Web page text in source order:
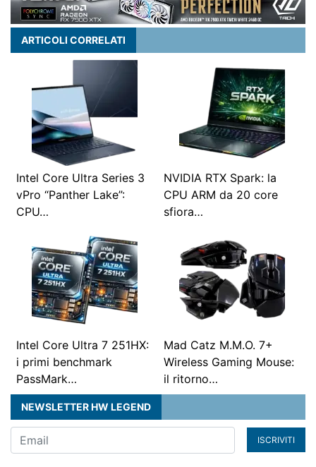
ARTICOLI CORRELATI
Intel Core Ultra Series 3
vPro “Panther Lake”:
CPU…
NVIDIA RTX Spark: la
CPU ARM da 20 core
sfiora…
Intel Core Ultra 7 251HX:
i primi benchmark
PassMark…
Mad Catz M.M.O. 7+
Wireless Gaming Mouse:
il ritorno…
NEWSLETTER HW LEGEND
ISCRIVITI